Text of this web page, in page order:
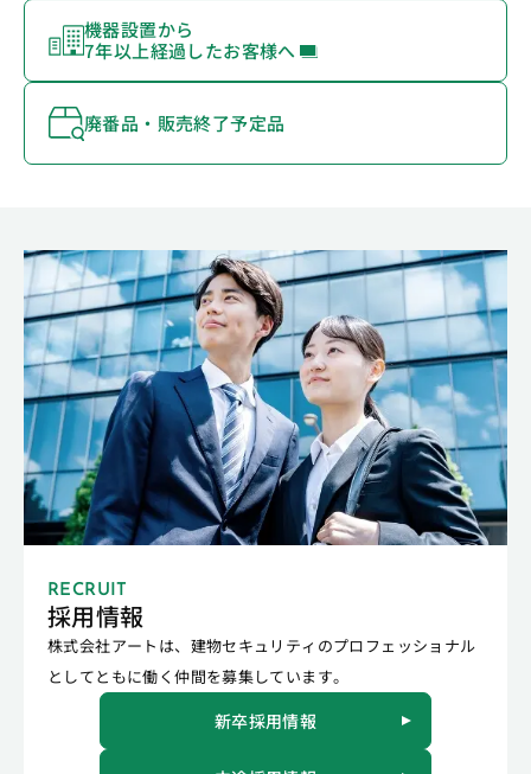
機器設置から
7年以上経過したお客様へ
廃番品・販売終了予定品
RECRUIT
採用情報
株式会社アートは、建物セキュリティのプロフェッショナル
としてともに働く仲間を募集しています。
新卒採用情報